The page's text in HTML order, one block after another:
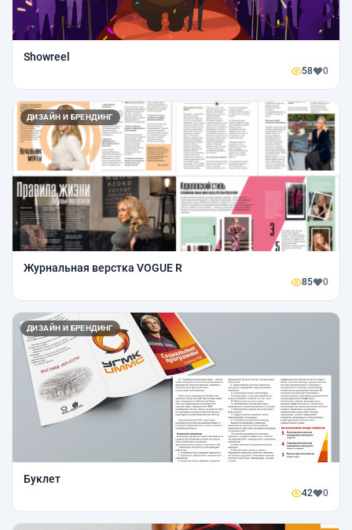
Showreel
58 0
ДИЗАЙН И БРЕНДИНГ
Журнальная верстка VOGUE R
85 0
ДИЗАЙН И БРЕНДИНГ
Буклет
42 0